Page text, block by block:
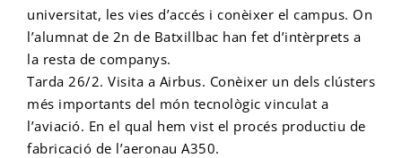
Cicle final en Escalada
Cicle final en Barrancs
Emprèn FP
Centre formador
Preinscripció IFE
Matrícula Ensenyaments Esportius
Configurador de matrícula esportiva
Matrícula IFE
universitat, les vies d’accés i conèixer el campus. On
l’alumnat de 2n de Batxillbac han fet d’intèrprets a
la resta de companys.
Tarda 26/2. Visita a Airbus. Conèixer un dels clústers
més importants del món tecnològic vinculat a
l’aviació. En el qual hem vist el procés productiu de
fabricació de l’aeronau A350.